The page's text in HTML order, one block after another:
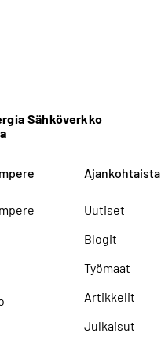
Sähköverkko
Ajankohtaista
Uutiset
Blogit
Työmaat
Artikkelit
Julkaisut